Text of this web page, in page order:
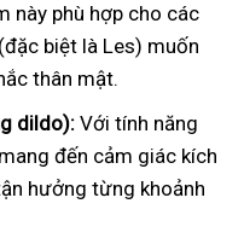
này phù hợp cho các
biệt là Les) muốn
thân mật.
dildo): Với tính năng
đến cảm giác kích
hưởng từng khoảnh